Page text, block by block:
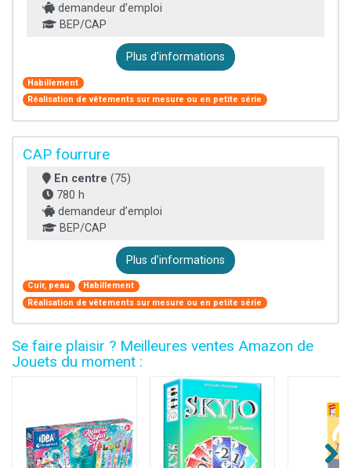
demandeur d’emploi
BEP/CAP
Plus d'informations
Habillement
Réalisation de vêtements sur mesure ou en petite série
CAP fourrure
En centre (75)
780 h
demandeur d’emploi
BEP/CAP
Plus d'informations
Cuir, peau
Habillement
Réalisation de vêtements sur mesure ou en petite série
Se faire plaisir ? Meilleures ventes Amazon de
Jouets du moment :